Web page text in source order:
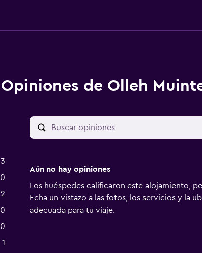
Opiniones de Olleh
3
0
2
0
0
1
Aún no hay opiniones
Los huéspedes calificaron este alojamiento,
Echa un vistazo a las fotos, los servicios y la
adecuada para tu viaje.